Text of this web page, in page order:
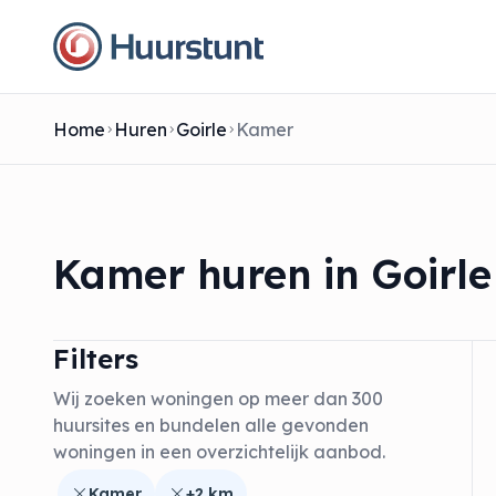
Home Huren Goirle Kamer
Kamer huren in Goirle
Filters
Wij zoeken woningen op meer dan 300
huursites en bundelen alle gevonden
woningen in een overzichtelijk aanbod.